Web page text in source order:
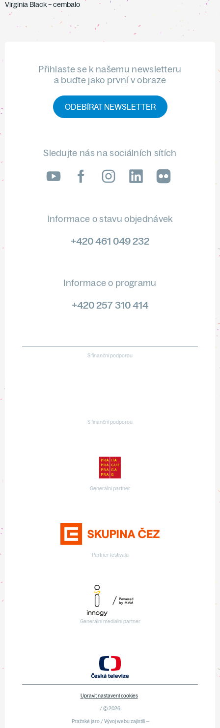
Virginia Black – cembalo
Přihlaste se k našemu newsletteru
a buďte jako první v obraze
ODEBÍRAT NEWSLETTER
Sledujte nás na sociálních sítích
LinkedIn
flickr
Informace o stavu objednávek
+420 461 049 232
Informace o programu
+420 257 310 414
S finanční podporou
S finanční podporou
Generální partner
Partner festivalu
Generální mediální partner
Upravit nastavení cookies
/ © 2026
Pražské jaro / Vývoj webu zajistili —